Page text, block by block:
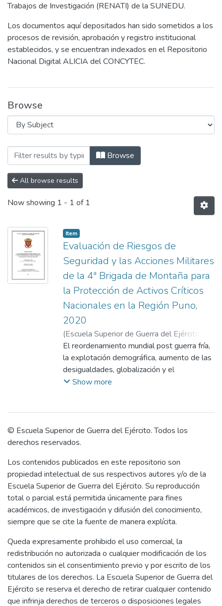
Trabajos de Investigación (RENATI) de la SUNEDU.
Los documentos aquí depositados han sido sometidos a los
procesos de revisión, aprobación y registro institucional
establecidos, y se encuentran indexados en el Repositorio
Nacional Digital ALICIA del CONCYTEC.
Browse
Browsing 1. Trabajos Conducentes a
Browse
All browse results
Now showing 1 - 1 of 1
Item
Evaluación de Riesgos de
Seguridad y las Acciones Militares
de la 4ª Brigada de Montaña para
la Protección de Activos Críticos
Nacionales en la Región Puno,
2020
(Escuela Superior de Guerra del Ejército.
Escuela de Postgrado,2021-07-15)
Hinojosa Velásquez, John Vicente;Hurtado
Noriega, Carlos
El reordenamiento mundial post guerra fría,
la explotación demográfica, aumento de las
desigualdades, globalización y el
crecimiento económico solo son algunos
seguridad que algunos países ponen en
riesgo el normal desenvolvimiento de sus
normal desarrollo de las actividades.
En el Perú, hace tiempo estas amenazas
vienen siendo combatidas por la Policía
Nacional del Perú, pero muchas veces al
verse sobrepasadas por las actividades
criminales cada vez más organizadas, han
debido ser apoyadas por las fuerzas
armadas, entre ellas por el Ejército del
Perú, el cual está desplegado en todo el
territorio nacional.
Dentro de la asignación de
responsabilidades a las brigadas del
Show more
© Escuela Superior de Guerra del Ejército. Todos los
derechos reservados.
Los contenidos publicados en este repositorio son
propiedad intelectual de sus respectivos autores y/o de la
Escuela Superior de Guerra del Ejército. Su reproducción
total o parcial está permitida únicamente para fines
académicos, de investigación y difusión del conocimiento,
siempre que se cite la fuente de manera explícita.
Queda expresamente prohibido el uso comercial, la
redistribución no autorizada o cualquier modificación de los
contenidos sin el consentimiento previo y por escrito de los
titulares de los derechos. La Escuela Superior de Guerra del
Ejército se reserva el derecho de retirar cualquier contenido
que infrinja derechos de terceros o disposiciones legales